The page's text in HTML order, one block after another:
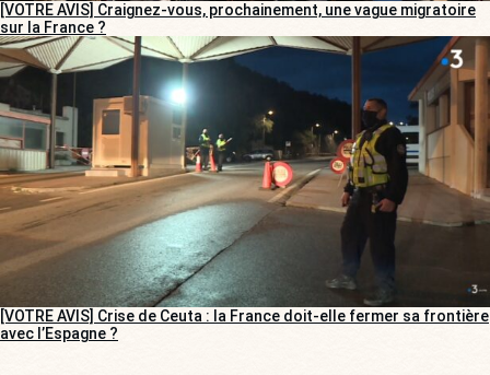
[VOTRE AVIS] Craignez-vous, prochainement, une vague migratoire
sur la France ?
[VOTRE AVIS] Crise de Ceuta : la France doit-elle fermer sa frontière
avec l’Espagne ?